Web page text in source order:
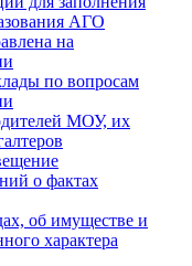
АГО
на
по вопросам
МОУ, их
о фактах
об имуществе и
характера